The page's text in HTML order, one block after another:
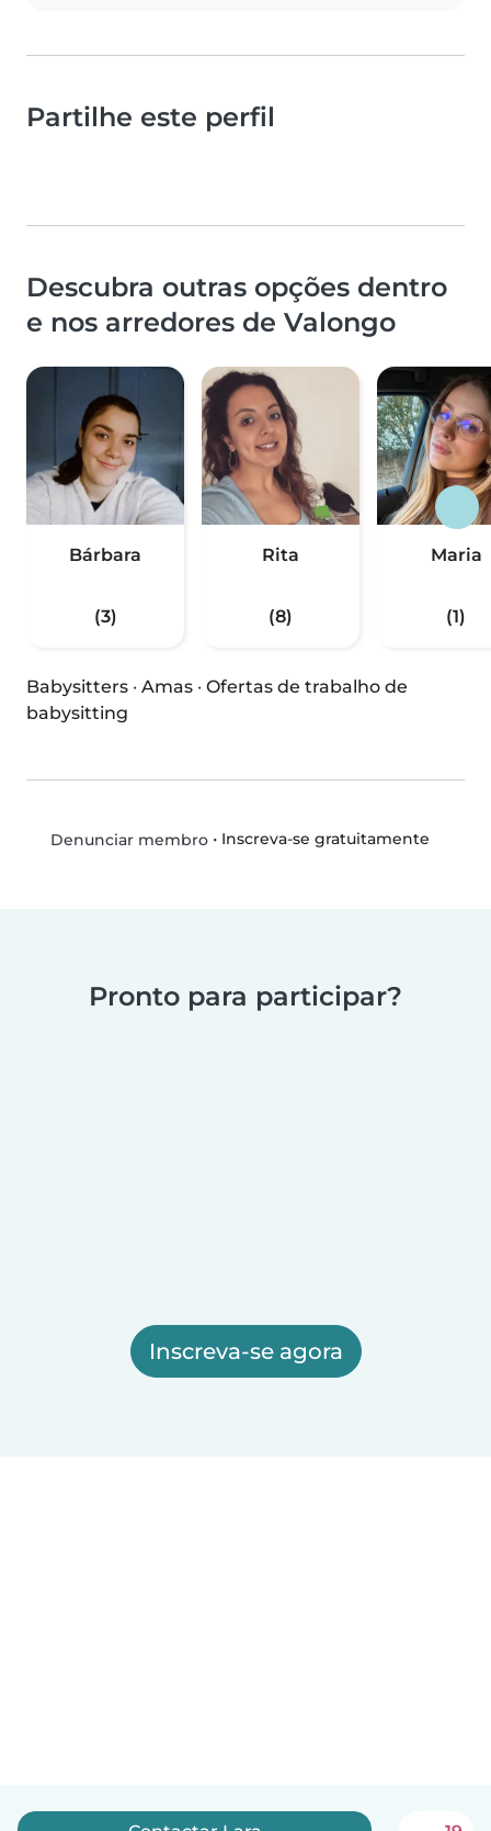
Partilhe este perfil
Descubra outras opções dentro
e nos arredores de Valongo
Bárbara
(3)
Rita
(8)
Maria
(1)
Babysitters · Amas · Ofertas de trabalho de
babysitting
Denunciar membro• Inscreva-se gratuitamente
Pronto para participar?
Inscreva-se agora